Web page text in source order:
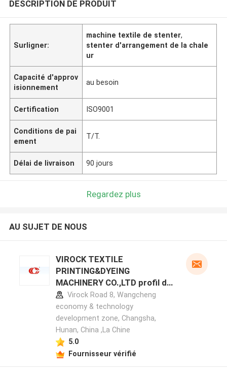
DESCRIPTION DE PRODUIT
Surligner:
machine textile de stenter,
stenter d'arrangement de la chale
ur
Capacité d'approv
isionnement
au besoin
Certification ISO9001
Conditions de pai
ement
T/T.
Délai de livraison 90 jours
Regardez plus
AU SUJET DE NOUS
VIROCK TEXTILE
PRINTING&DYEING
MACHINERY CO.,LTD profil du
fabricant
Virock Road 8, Wangcheng
economy & technology
development zone, Changsha,
Hunan, China ,La Chine
5.0
Fournisseur vérifié